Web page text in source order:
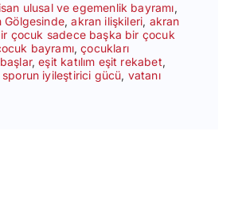
ulusal ve egemenlik bayramı,
Gölgesinde,akran ilişkileri, akran
çocuk sadece başka bir çocuk
bayramı,çocukları
,eşit katılım eşit rekabet,
sporun iyileştirici gücü, vatanı